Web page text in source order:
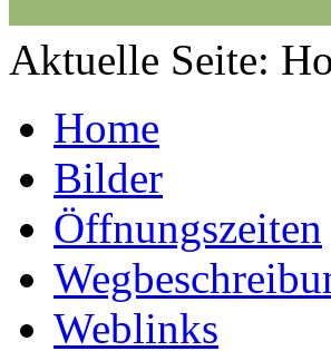
Aktuelle Seite:
Home
Bilder
Öffnungszeiten
Weblinks